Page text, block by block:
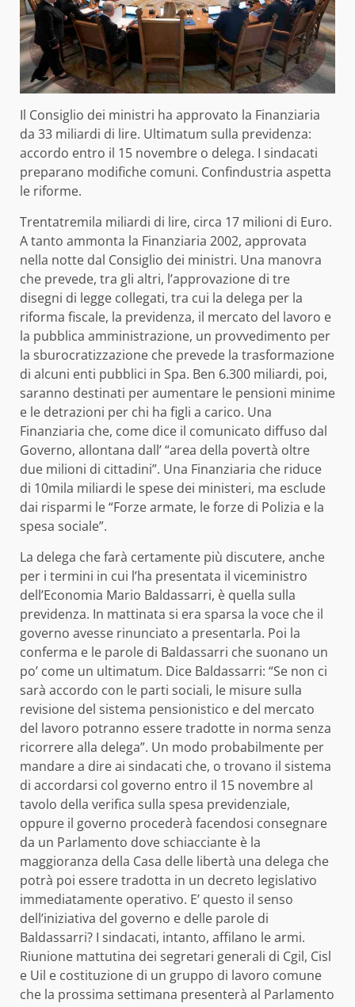
Il Consiglio dei ministri ha approvato la Finanziaria
da 33 miliardi di lire. Ultimatum sulla previdenza:
accordo entro il 15 novembre o delega. I sindacati
preparano modifiche comuni. Confindustria aspetta
le riforme.
Trentatremila miliardi di lire, circa 17 milioni di Euro.
A tanto ammonta la Finanziaria 2002, approvata
nella notte dal Consiglio dei ministri. Una manovra
che prevede, tra gli altri, l’approvazione di tre
disegni di legge collegati, tra cui la delega per la
riforma fiscale, la previdenza, il mercato del lavoro e
la pubblica amministrazione, un provvedimento per
la sburocratizzazione che prevede la trasformazione
di alcuni enti pubblici in Spa. Ben 6.300 miliardi, poi,
saranno destinati per aumentare le pensioni minime
e le detrazioni per chi ha figli a carico. Una
Finanziaria che, come dice il comunicato diffuso dal
Governo, allontana dall’ “area della povertà oltre
due milioni di cittadini”. Una Finanziaria che riduce
di 10mila miliardi le spese dei ministeri, ma esclude
dai risparmi le “Forze armate, le forze di Polizia e la
spesa sociale”.
La delega che farà certamente più discutere, anche
per i termini in cui l’ha presentata il viceministro
dell’Economia Mario Baldassarri, è quella sulla
previdenza. In mattinata si era sparsa la voce che il
governo avesse rinunciato a presentarla. Poi la
conferma e le parole di Baldassarri che suonano un
po’ come un ultimatum. Dice Baldassarri: “Se non ci
sarà accordo con le parti sociali, le misure sulla
revisione del sistema pensionistico e del mercato
del lavoro potranno essere tradotte in norma senza
ricorrere alla delega”. Un modo probabilmente per
mandare a dire ai sindacati che, o trovano il sistema
di accordarsi col governo entro il 15 novembre al
tavolo della verifica sulla spesa previdenziale,
oppure il governo procederà facendosi consegnare
da un Parlamento dove schiacciante è la
maggioranza della Casa delle libertà una delega che
potrà poi essere tradotta in un decreto legislativo
immediatamente operativo. E’ questo il senso
dell’iniziativa del governo e delle parole di
Baldassarri? I sindacati, intanto, affilano le armi.
Riunione mattutina dei segretari generali di Cgil, Cisl
e Uil e costituzione di un gruppo di lavoro comune
che la prossima settimana presenterà al Parlamento